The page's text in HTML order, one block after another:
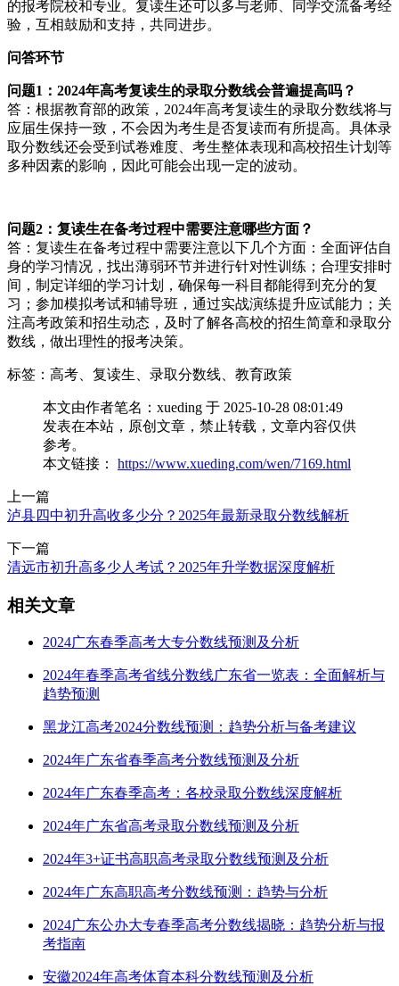
的报考院校和专业。复读生还可以多与老师、同学交流备考经
验，互相鼓励和支持，共同进步。
问答环节
问题1：2024年高考复读生的录取分数线会普遍提高吗？
答：根据教育部的政策，2024年高考复读生的录取分数线将与
应届生保持一致，不会因为考生是否复读而有所提高。具体录
取分数线还会受到试卷难度、考生整体表现和高校招生计划等
多种因素的影响，因此可能会出现一定的波动。
问题2：复读生在备考过程中需要注意哪些方面？
答：复读生在备考过程中需要注意以下几个方面：全面评估自
身的学习情况，找出薄弱环节并进行针对性训练；合理安排时
间，制定详细的学习计划，确保每一科目都能得到充分的复
习；参加模拟考试和辅导班，通过实战演练提升应试能力；关
注高考政策和招生动态，及时了解各高校的招生简章和录取分
数线，做出理性的报考决策。
标签：高考、复读生、录取分数线、教育政策
本文由作者笔名：xueding 于 2025-10-28 08:01:49
发表在本站，原创文章，禁止转载，文章内容仅供
参考。
本文链接： https://www.xueding.com/wen/7169.html
上一篇
泸县四中初升高收多少分？2025年最新录取分数线解析
下一篇
清远市初升高多少人考试？2025年升学数据深度解析
相关文章
2024广东春季高考大专分数线预测及分析
2024年春季高考省线分数线广东省一览表：全面解析与
趋势预测
黑龙江高考2024分数线预测：趋势分析与备考建议
2024年广东省春季高考分数线预测及分析
2024年广东春季高考：各校录取分数线深度解析
2024年广东省高考录取分数线预测及分析
2024年3+证书高职高考录取分数线预测及分析
2024年广东高职高考分数线预测：趋势与分析
2024广东公办大专春季高考分数线揭晓：趋势分析与报
考指南
安徽2024年高考体育本科分数线预测及分析